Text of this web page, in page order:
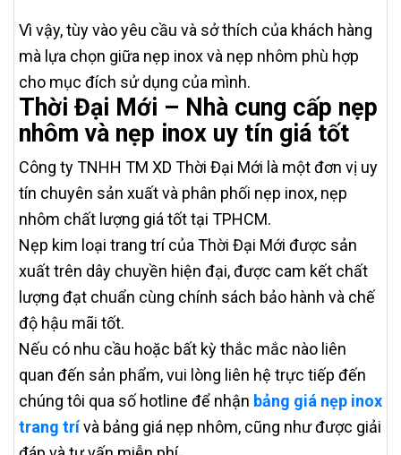
Vì vậy, tùy vào yêu cầu và sở thích của khách hàng
mà lựa chọn giữa nẹp inox và nẹp nhôm phù hợp
cho mục đích sử dụng của mình.
Thời Đại Mới – Nhà cung cấp nẹp
nhôm và nẹp inox uy tín giá tốt
Công ty TNHH TM XD Thời Đại Mới là một đơn vị uy
tín chuyên sản xuất và phân phối nẹp inox, nẹp
nhôm chất lượng giá tốt tại TPHCM.
Nẹp kim loại trang trí của Thời Đại Mới được sản
xuất trên dây chuyền hiện đại, được cam kết chất
lượng đạt chuẩn cùng chính sách bảo hành và chế
độ hậu mãi tốt.
Nếu có nhu cầu hoặc bất kỳ thắc mắc nào liên
quan đến sản phẩm, vui lòng liên hệ trực tiếp đến
chúng tôi qua số hotline để nhận bảng giá nẹp inox
trang trívà bảng giá nẹp nhôm, cũng như được giải